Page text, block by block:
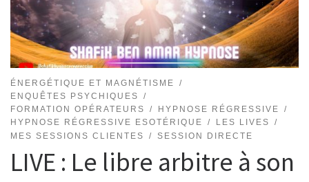
ÉNERGÉTIQUE ET MAGNÉTISME
ENQUÊTES PSYCHIQUES
FORMATION OPÉRATEURS
HYPNOSE RÉGRESSIVE
HYPNOSE RÉGRESSIVE ESOTÉRIQUE
LES LIVES
MES SESSIONS CLIENTES
SESSION DIRECTE
LIVE : Le libre arbitre à son